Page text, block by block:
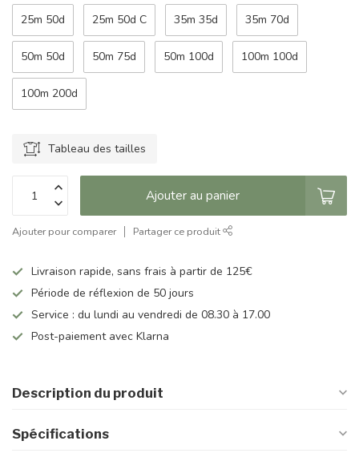
25m 50d 25m 50d C 35m 35d 35m 70d
50m 50d 50m 75d 50m 100d 100m 100d
100m 200d
Tableau des tailles
Ajouter au panier
Ajouter pour comparer Partager ce produit
Livraison rapide, sans frais à partir de 125€
Période de réflexion de 50 jours
Service : du lundi au vendredi de 08.30 à 17.00
Post-paiement avec Klarna
Description du produit
Spécifications